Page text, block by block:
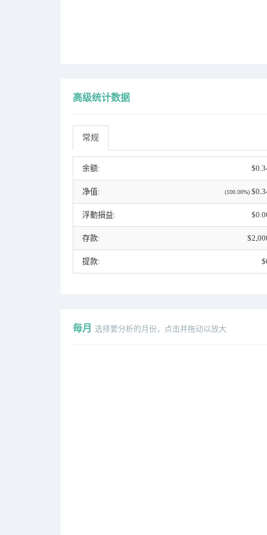
高级统计数据
常规
余额:
净值: (100.00%)
浮動損益:
存款:
提款:
毎月 选择要分析的月份，点击并拖动以放大